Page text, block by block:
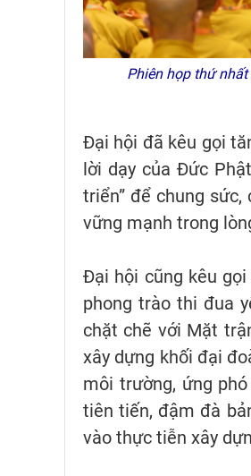
Phiên họp thứ
Đại hội đã kêu gọi
lời dạy của Đức
triển” để chung
vững mạnh trong
Đại hội cũng kêu
phong trào thi đua
chặt chẽ với Mặt
xây dựng khối đại
môi trường, ứng
tiên tiến, đậm đà
vào thực tiễn xây